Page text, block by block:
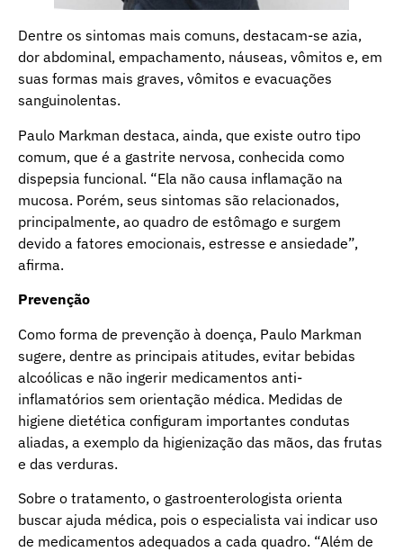
Dentre os sintomas mais comuns, destacam-se azia,
dor abdominal, empachamento, náuseas, vômitos e, em
suas formas mais graves, vômitos e evacuações
sanguinolentas.
Paulo Markman destaca, ainda, que existe outro tipo
comum, que é a gastrite nervosa, conhecida como
dispepsia funcional. “Ela não causa inflamação na
mucosa. Porém, seus sintomas são relacionados,
principalmente, ao quadro de estômago e surgem
devido a fatores emocionais, estresse e ansiedade”,
afirma.
Prevenção
Como forma de prevenção à doença, Paulo Markman
sugere, dentre as principais atitudes, evitar bebidas
alcoólicas e não ingerir medicamentos anti-
inflamatórios sem orientação médica. Medidas de
higiene dietética configuram importantes condutas
aliadas, a exemplo da higienização das mãos, das frutas
e das verduras.
Sobre o tratamento, o gastroenterologista orienta
buscar ajuda médica, pois o especialista vai indicar uso
de medicamentos adequados a cada quadro. “Além de